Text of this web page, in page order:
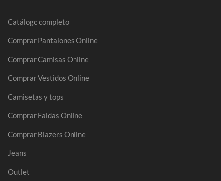
Catálogo completo
Comprar Pantalones Online
Comprar Camisas Online
Comprar Vestidos Online
Camisetas y tops
Comprar Faldas Online
Comprar Blazers Online
Jeans
Outlet